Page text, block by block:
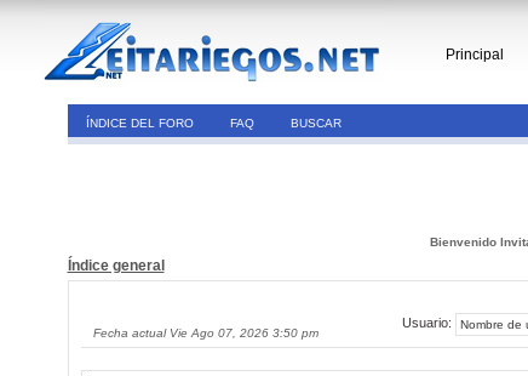
Principal
ÍNDICE DEL FORO FAQ BUSCAR
Bienvenido
Índice general
Fecha actual Vie Ago 07, 2026 3:50 pm
Usuario: